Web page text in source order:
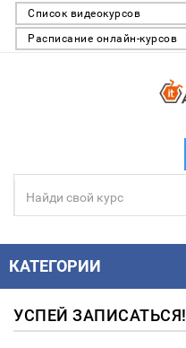
Список видеокурсов
Расписание онлайн-курсов
КАТЕГОРИИ
УСПЕЙ ЗАПИСАТЬСЯ!